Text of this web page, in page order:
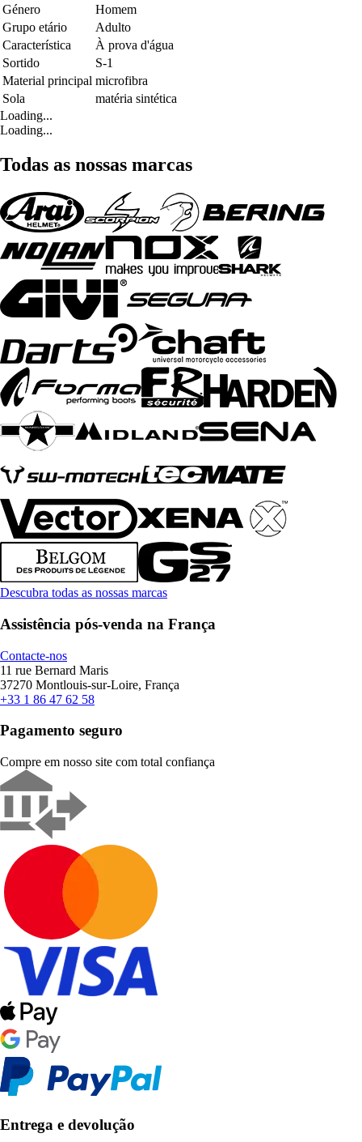
Género
Homem
Grupo etário
Adulto
Característica
À prova d'água
Sortido
S-1
Material principal microfibra
Sola
matéria sintética
Loading...
Loading...
Todas as nossas marcas
Descubra todas as nossas marcas
Assistência pós-venda na França
Contacte-nos
11 rue Bernard Maris
37270 Montlouis-sur-Loire, França
+33 1 86 47 62 58
Pagamento seguro
Compre em nosso site com total confiança
Entrega e devolução